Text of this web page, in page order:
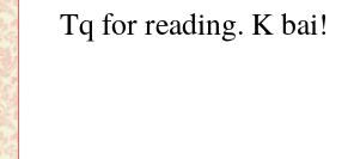
Tq for reading. K bai!